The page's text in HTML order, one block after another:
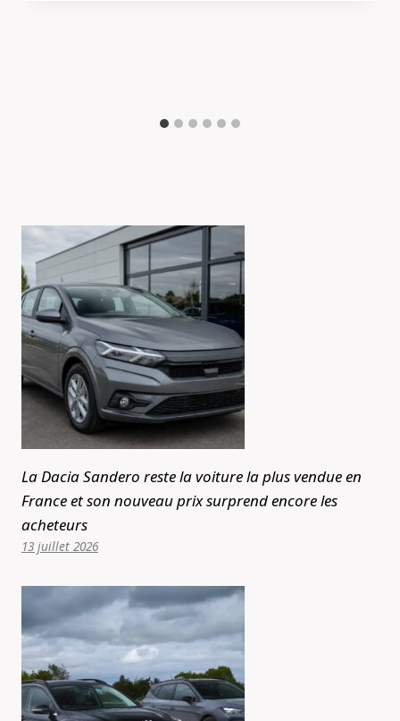
La Dacia Sandero reste la voiture la plus vendue en
France et son nouveau prix surprend encore les
acheteurs
13 juillet 2026